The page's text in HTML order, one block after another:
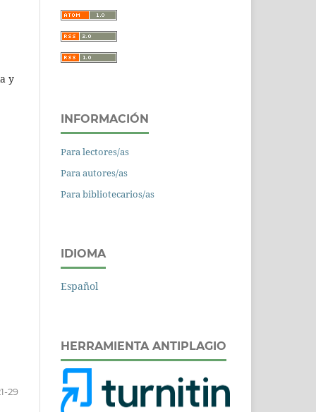
y
29
INFORMACIÓN
Para lectores/as
Para autores/as
Para bibliotecarios/as
IDIOMA
Español
HERRAMIENTA ANTIPLAGIO